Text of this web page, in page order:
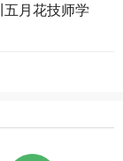
月花技师学